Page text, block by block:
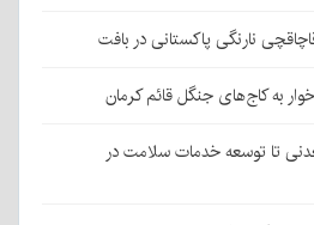
به کاج‌های جنگل قائم کرمان
تا توسعه خدمات سلامت در